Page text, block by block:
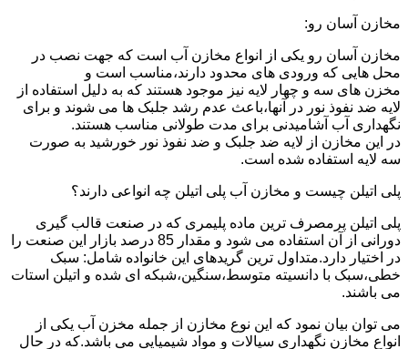
مخازن آسان رو:
مخازن آسان رو یکی از انواع مخازن آب است که جهت نصب در
محل هایی که ورودی های محدود دارند،مناسب است و
مخزن های سه و چهار لایه نیز موجود هستند که به دلیل استفاده از
لایه ضد نفوذ نور در آنها،باعث عدم رشد جلبک ها می شوند و برای
نگهداری آب آشامیدنی برای مدت طولانی مناسب هستند.
در این مخازن از لایه ضد جلبک و ضد نفوذ نور خورشید به صورت
سه لایه استفاده شده است.
پلی اتیلن چیست و مخازن آب پلی اتیلن چه انواعی دارند؟
پلی اتیلن پرمصرف ترین ماده پلیمری که در صنعت قالب گیری
دورانی از آن استفاده می شود و مقدار 85 درصد بازار این صنعت را
در اختیار دارد.متداول ترین گریدهای این خانواده شامل: سبک
خطی،سبک با دانسیته متوسط،سنگین،شبکه ای شده و اتیلن استات
می باشند.
می توان بیان نمود که این نوع مخازن از جمله مخزن آب یکی از
انواع مخازن نگهداری سیالات و مواد شیمیایی می باشد.که در حال